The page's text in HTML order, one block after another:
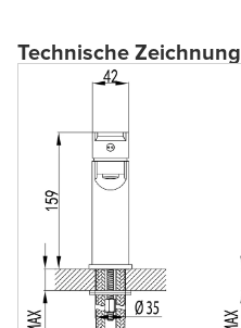
Technische Zeichnung